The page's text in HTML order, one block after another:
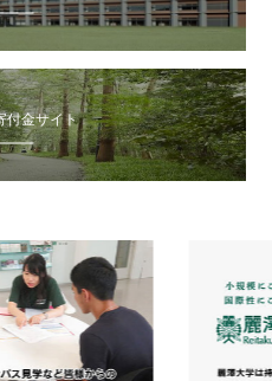
付金サイト